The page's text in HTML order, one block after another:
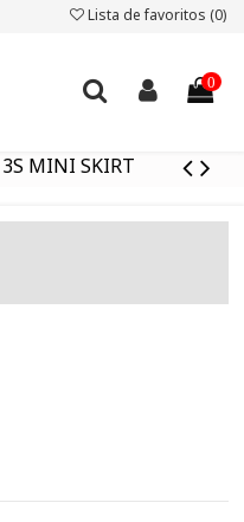
Lista de favoritos (0)
0
3S MINI SKIRT